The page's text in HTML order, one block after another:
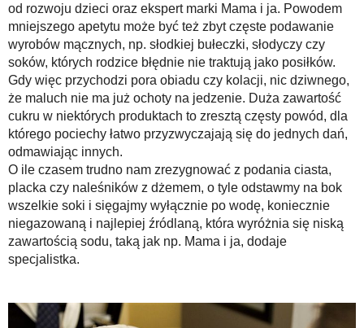
od rozwoju dzieci oraz ekspert marki Mama i ja. Powodem
mniejszego apetytu może być też zbyt częste podawanie
wyrobów mącznych, np. słodkiej bułeczki, słodyczy czy
soków, których rodzice błędnie nie traktują jako posiłków.
Gdy więc przychodzi pora obiadu czy kolacji, nic dziwnego,
że maluch nie ma już ochoty na jedzenie. Duża zawartość
cukru w niektórych produktach to zresztą częsty powód, dla
którego pociechy łatwo przyzwyczajają się do jednych dań,
odmawiając innych.
O ile czasem trudno nam zrezygnować z podania ciasta,
placka czy naleśników z dżemem, o tyle odstawmy na bok
wszelkie soki i sięgajmy wyłącznie po wodę, koniecznie
niegazowaną i najlepiej źródlaną, która wyróżnia się niską
zawartością sodu, taką jak np. Mama i ja, dodaje
specjalistka.